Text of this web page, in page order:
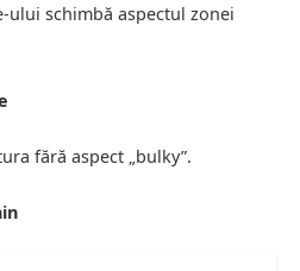
ului schimbă aspectul zonei
fără aspect „bulky”.